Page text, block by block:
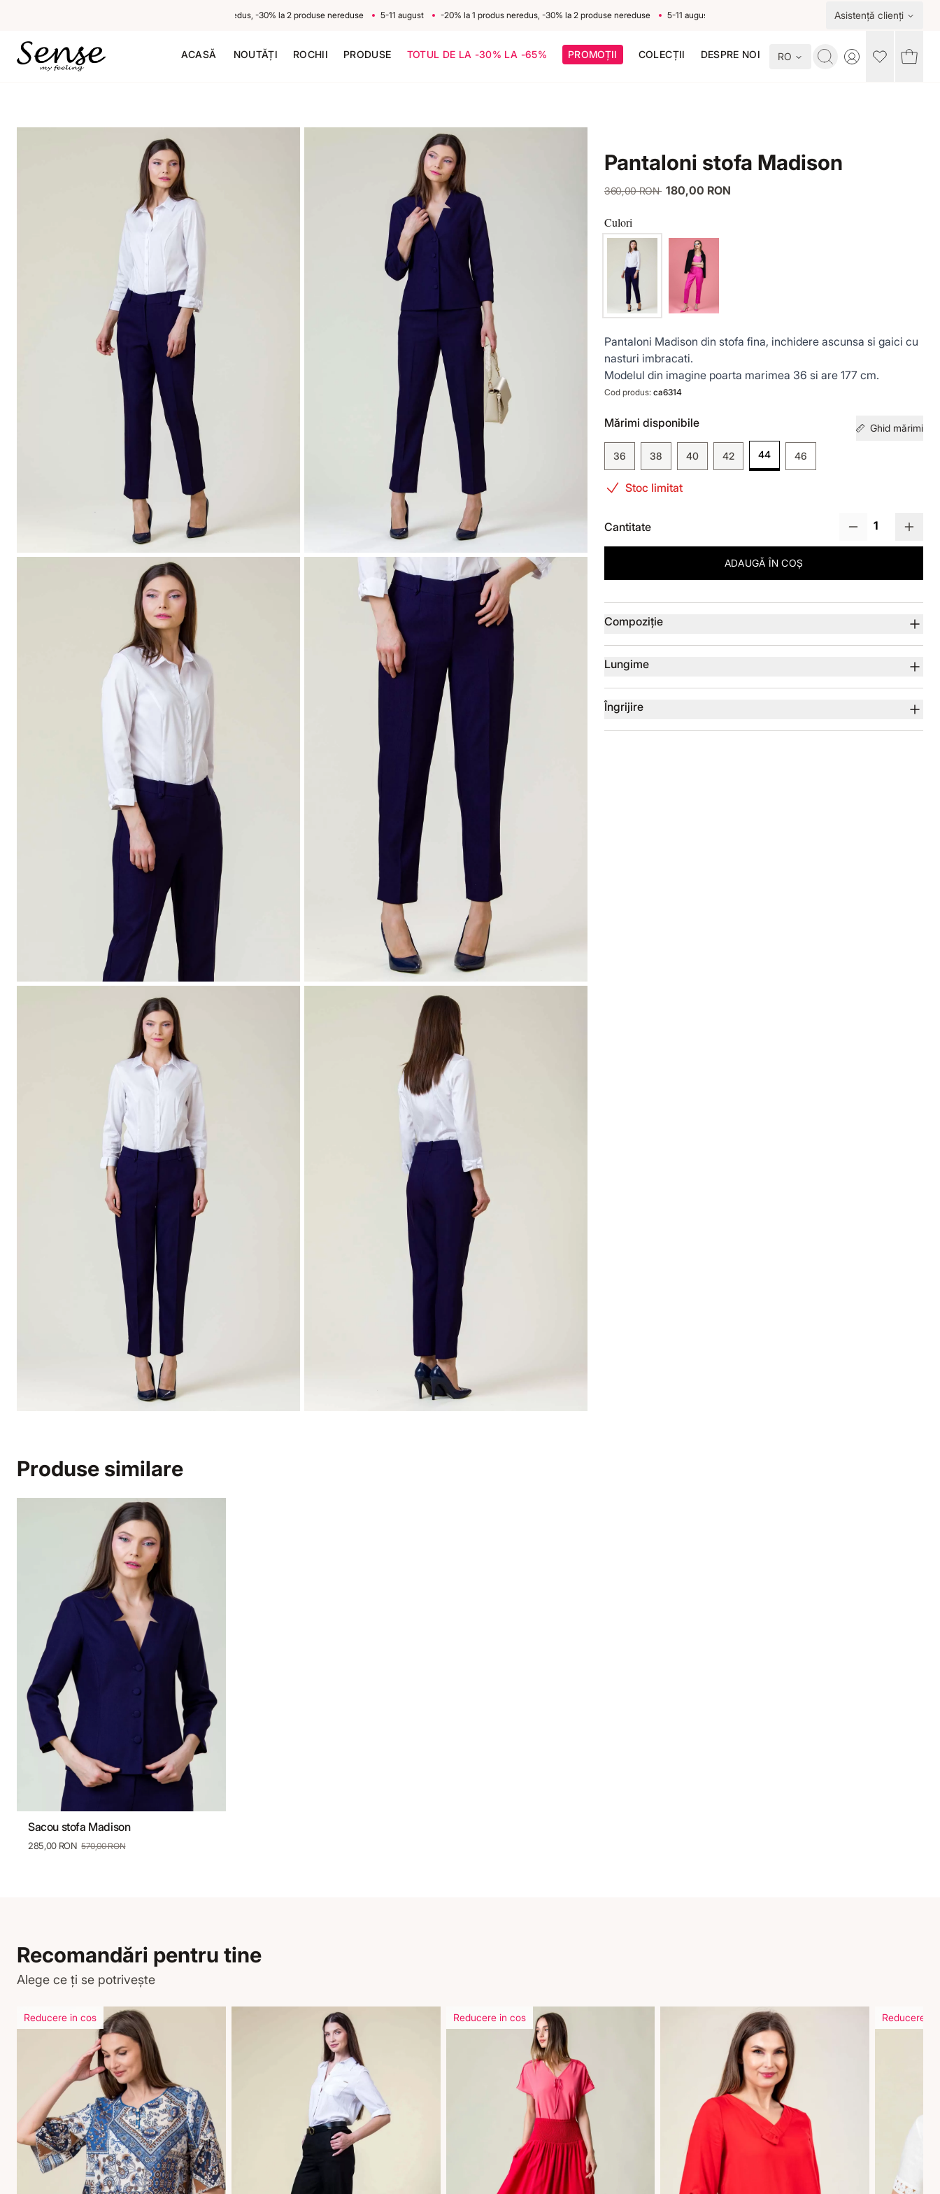
-20% la 1 produs neredus, -30% la 2 produse nereduse 5-11 august -20% la 1 produs neredus, -30% la 2 produse nereduse 5-11 august Asistență clienți
ACASĂ NOUTĂȚI ROCHII PRODUSE TOTUL DE LA -30% LA -65% PROMOȚII COLECȚII DESPRE NOI RO Toggle account
Pantaloni stofa Madison
360,00 RON 180,00 RON
Culori
Pantaloni Madison din stofa fina, inchidere ascunsa si gaici cu
nasturi imbracati.
Modelul din imagine poarta marimea 36 si are 177 cm.
Cod produs: ca6314
Mărimi disponibile Ghid mărimi
36 38 40 42 44 46
Stoc limitat
Cantitate
ADAUGĂ ÎN COȘ
Compoziție
Lungime
Îngrijire
Produse similare
36 38 40 42
Sacou stofa Madison
285,00 RON 570,00 RON
Recomandări pentru tine
Alege ce ți se potrivește
Reducere in cos Reducere in cos Reducere in